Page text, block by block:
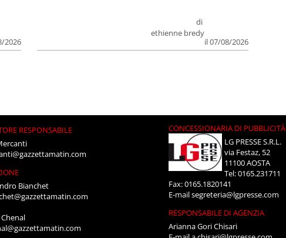
2026
di
ethienne bredy
il 07/08/2026
RESPONSABILE
Bianchet
CONCESSIONARIA DI PUBBLICITÀ
LG PRESSE S.R.L.
via Festaz, 52
11100 AOSTA
Tel: 0165.231711
Fax: 0165.1820141
E-mailsegreteria@lgpresse.com
RESPONSABILE DI AGENZIA
Arianna Gori Chisari